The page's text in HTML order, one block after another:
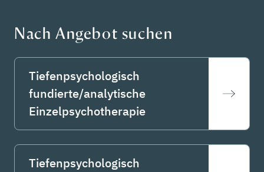
Nach Angebot suchen
Tiefenpsychologisch
fundierte/analytische
Einzelpsychotherapie
Tiefenpsychologisch